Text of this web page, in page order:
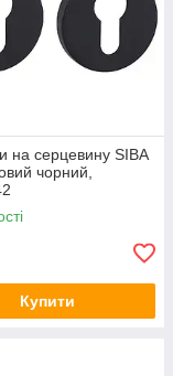
на серцевину SIBA
чорний,
Купити